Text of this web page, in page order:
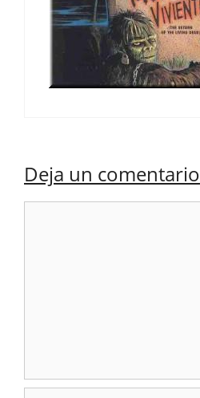
Deja un comentario